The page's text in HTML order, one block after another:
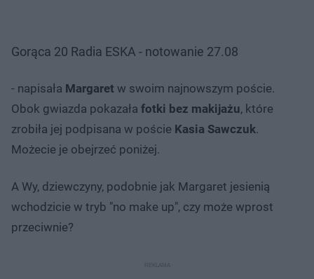
Gorąca 20 Radia ESKA - notowanie 27.08
- napisała Margaret w swoim najnowszym poście.
Obok gwiazda pokazała fotki bez makijażu, które
zrobiła jej podpisana w poście Kasia Sawczuk.
Możecie je obejrzeć poniżej.
A Wy, dziewczyny, podobnie jak Margaret jesienią
wchodzicie w tryb "no make up", czy może wprost
przeciwnie?